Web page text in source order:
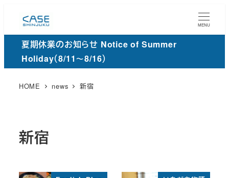
ン
MENU
夏期休業のお知らせ Notice of Summer
Holiday（8/11～8/16）
HOME news 新宿
新宿